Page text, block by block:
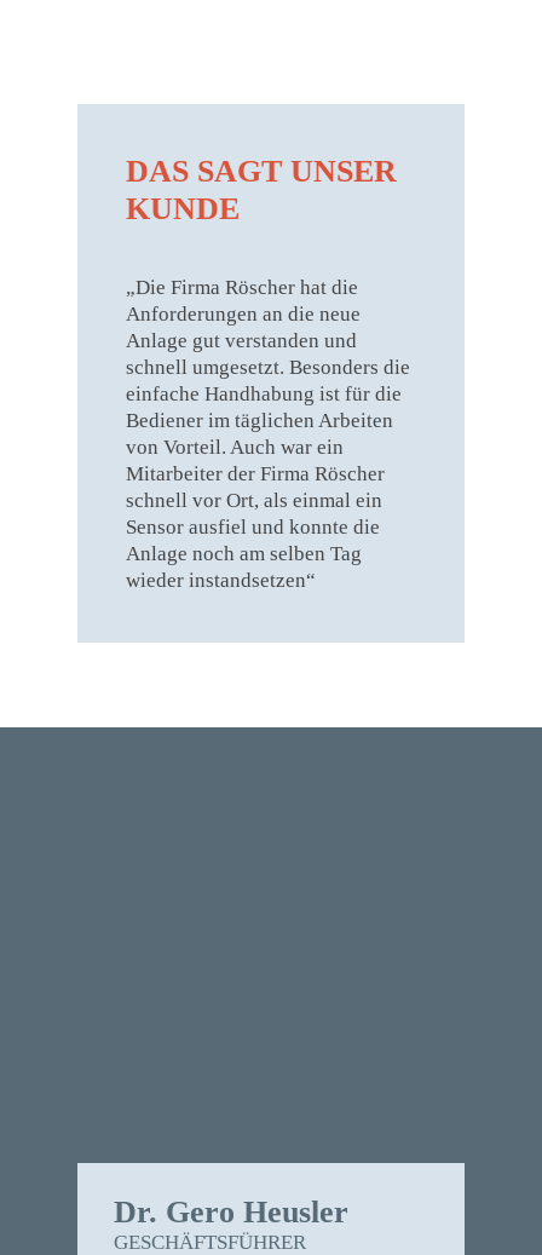
DAS SAGT UNSER
KUNDE
„Die Firma Röscher hat die
Anforderungen an die neue
Anlage gut verstanden und
schnell umgesetzt. Besonders die
einfache Handhabung ist für die
Bediener im täglichen Arbeiten
von Vorteil. Auch war ein
Mitarbeiter der Firma Röscher
schnell vor Ort, als einmal ein
Sensor ausfiel und konnte die
Anlage noch am selben Tag
wieder instandsetzen“
Dr. Gero Heusler
GESCHÄFTSFÜHRER